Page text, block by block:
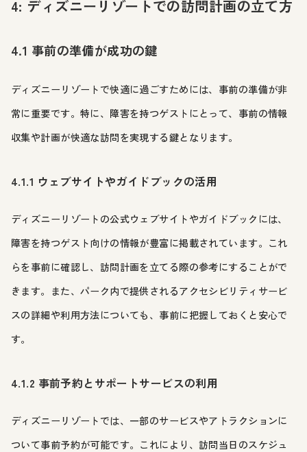
4: ディズニーリゾートでの訪問計画の立て方
4.1 事前の準備が成功の鍵
ディズニーリゾートで快適に過ごすためには、事前の準備が非
常に重要です。特に、障害を持つゲストにとって、事前の情報
収集や計画が快適な訪問を実現する鍵となります。
4.1.1 ウェブサイトやガイドブックの活用
ディズニーリゾートの公式ウェブサイトやガイドブックには、
障害を持つゲスト向けの情報が豊富に掲載されています。これ
らを事前に確認し、訪問計画を立てる際の参考にすることがで
きます。また、パーク内で提供されるアクセシビリティサービ
スの詳細や利用方法についても、事前に把握しておくと安心で
す。
4.1.2 事前予約とサポートサービスの利用
ディズニーリゾートでは、一部のサービスやアトラクションに
ついて事前予約が可能です。これにより、訪問当日のスケジュ